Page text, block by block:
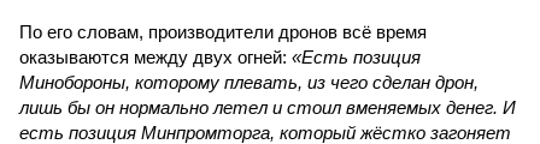
По его словам, производители дронов всё время
оказываются между двух огней: «Есть позиция
Минобороны, которому плевать, из чего сделан дрон,
лишь бы он нормально летел и стоил вменяемых денег. И
есть позиция Минпромторга, который жёстко загоняет